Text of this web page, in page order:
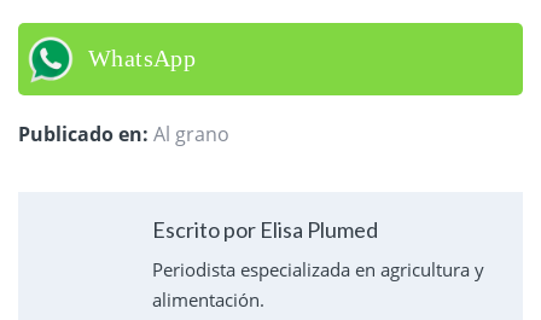
WhatsApp
Publicado en: Al grano
Escrito por Elisa Plumed
Periodista especializada en agricultura y
alimentación.